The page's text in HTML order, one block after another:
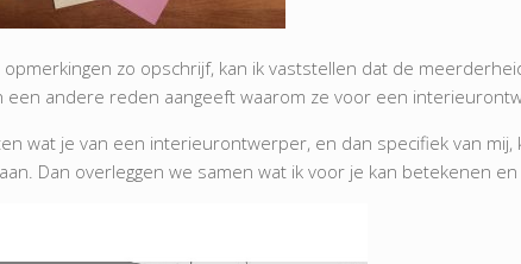
opmerkingen zo opschrijf, kan ik vaststellen dat de
een andere reden aangeeft waarom ze voor een
wat je van een interieurontwerper, en dan specifiek van
Dan overleggen we samen wat ik voor je kan betekenen